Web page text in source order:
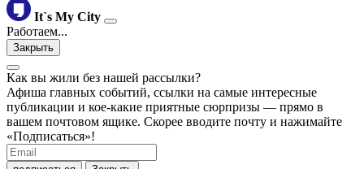
It`s My City
Работаем...
Закрыть
Как вы жили без нашей рассылки?
Афиша главных событий, ссылки на самые интересные
публикации и кое-какие приятные сюрпризы — прямо в
вашем почтовом ящике. Скорее вводите почту и нажимайте
«Подписаться»!